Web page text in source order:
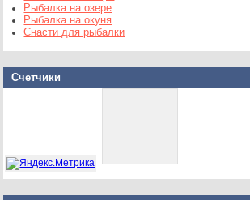
Рыбалка на озере
Рыбалка на окуня
Снасти для рыбалки
Счетчики